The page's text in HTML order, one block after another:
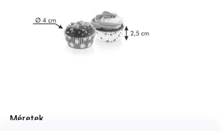
Méretek